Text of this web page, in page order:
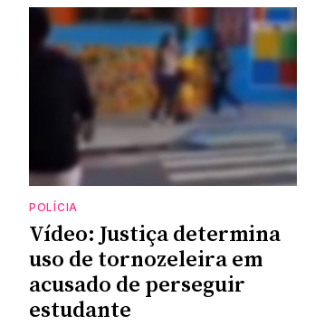
POLÍCIA
Vídeo: Justiça determina
uso de tornozeleira em
acusado de perseguir
estudante